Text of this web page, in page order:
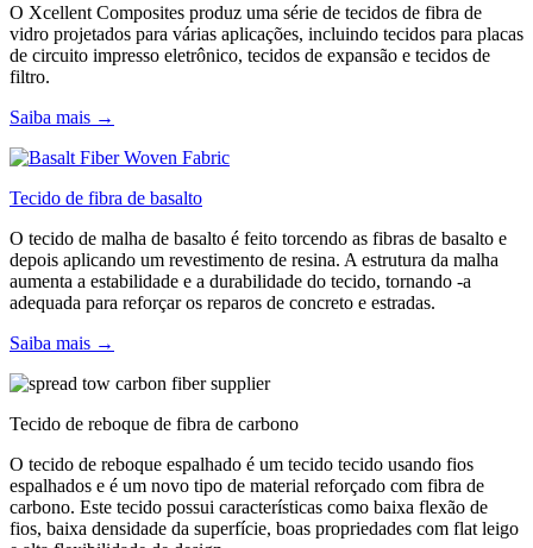
O Xcellent Composites produz uma série de tecidos de fibra de
vidro projetados para várias aplicações, incluindo tecidos para placas
de circuito impresso eletrônico, tecidos de expansão e tecidos de
filtro.
Saiba mais →
Tecido de fibra de basalto
O tecido de malha de basalto é feito torcendo as fibras de basalto e
depois aplicando um revestimento de resina. A estrutura da malha
aumenta a estabilidade e a durabilidade do tecido, tornando -a
adequada para reforçar os reparos de concreto e estradas.
Saiba mais →
Tecido de reboque de fibra de carbono
O tecido de reboque espalhado é um tecido tecido usando fios
espalhados e é um novo tipo de material reforçado com fibra de
carbono. Este tecido possui características como baixa flexão de
fios, baixa densidade da superfície, boas propriedades com flat leigo